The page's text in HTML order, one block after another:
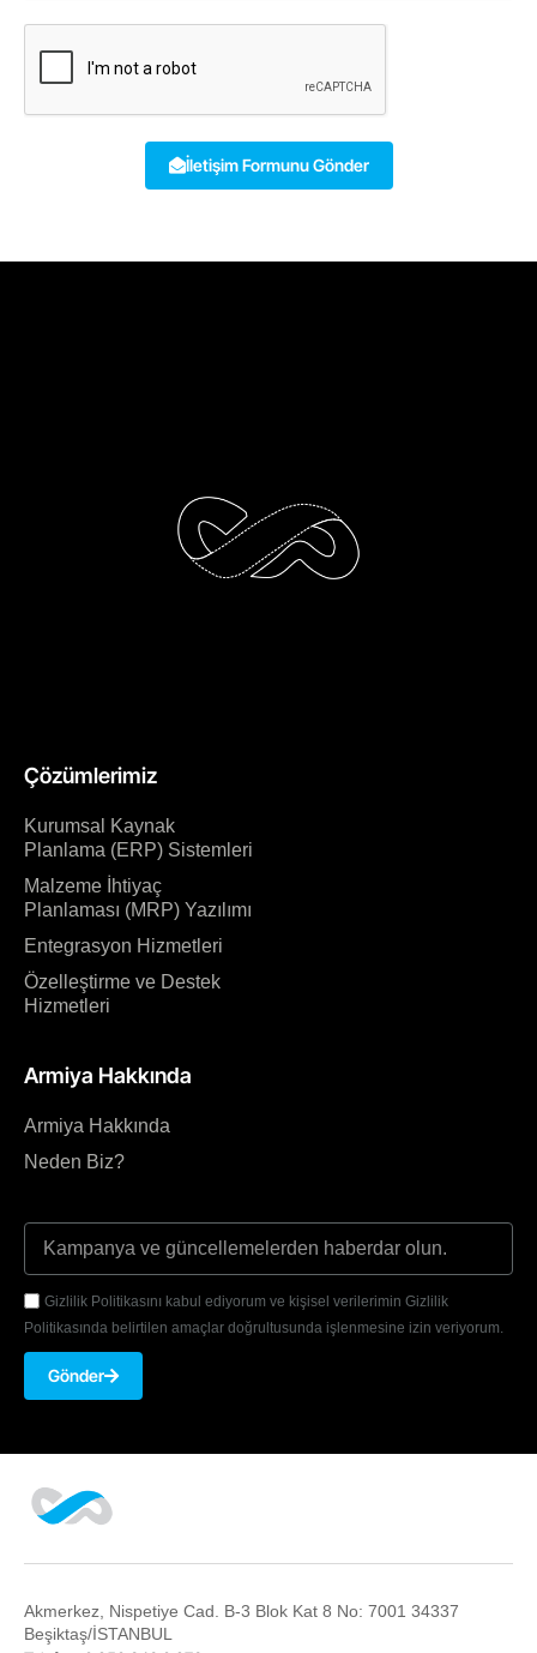
İletişim Formunu Gönder
Çözümlerimiz
Kurumsal Kaynak
Planlama (ERP) Sistemleri
Malzeme İhtiyaç
Planlaması (MRP) Yazılımı
Entegrasyon Hizmetleri
Özelleştirme ve Destek
Hizmetleri
Armiya Hakkında
Armiya Hakkında
Neden Biz?
Gizlilik Politikasını kabul ediyorum ve kişisel verilerimin Gizlilik
Politikasında belirtilen amaçlar doğrultusunda işlenmesine izin veriyorum.
Gönder
Akmerkez, Nispetiye Cad. B-3 Blok Kat 8 No: 7001 34337
Beşiktaş/İSTANBUL